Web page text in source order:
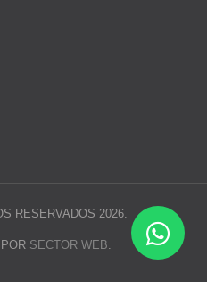
RESERVADOS 2026.
SECTOR WEB